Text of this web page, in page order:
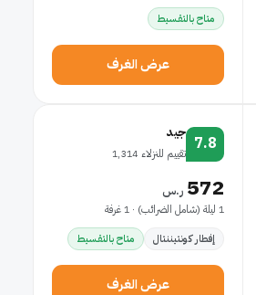
متاح بالتقسيط
عرض الغرف
7.8
جيد
تقييم للنزلاء 1,314
572 ر.س
1 ليلة (شامل الضرائب) · 1 غرفة
إفطار كونتيننتال
متاح بالتقسيط
عرض الغرف